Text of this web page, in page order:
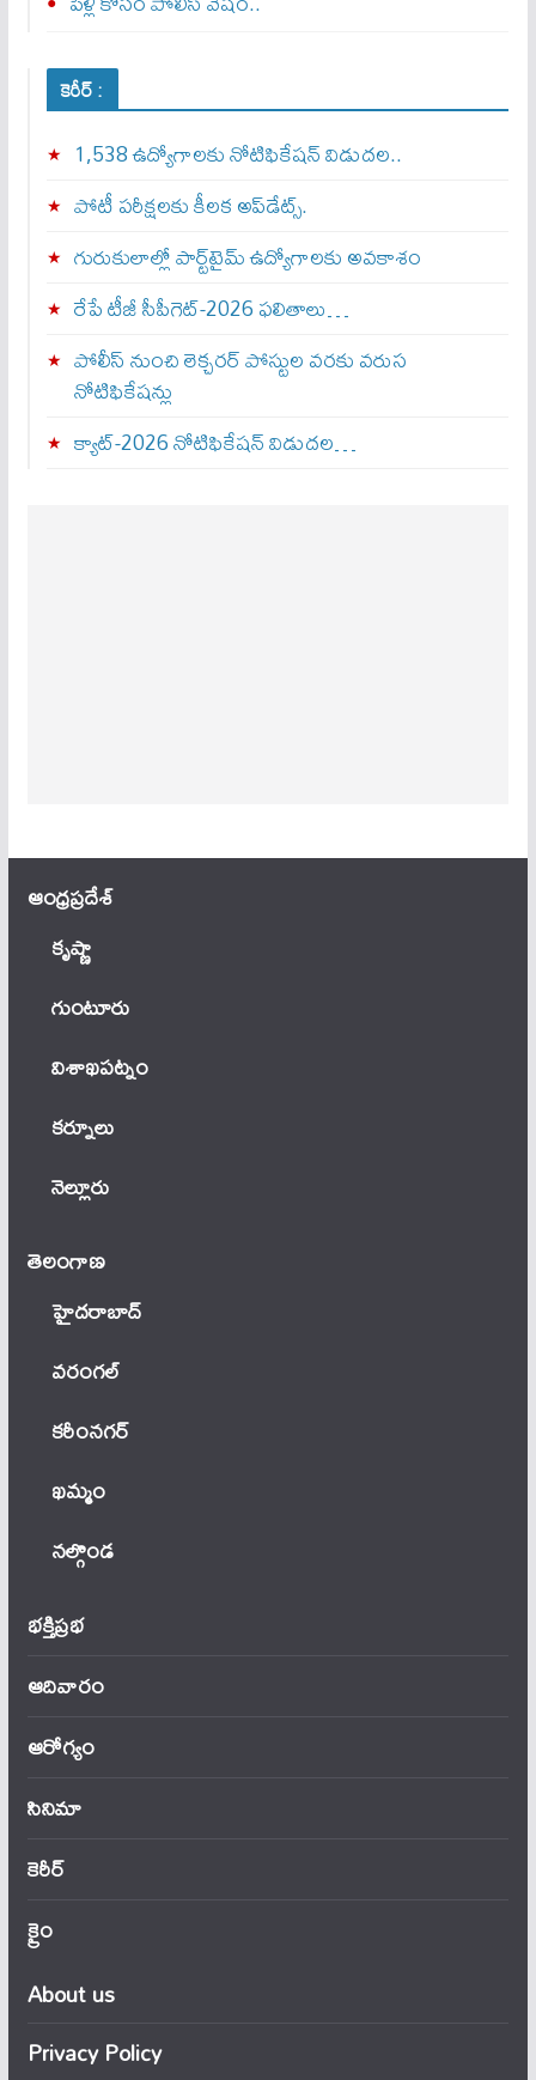
కెరీర్ :
1,538 ఉద్యోగాలకు నోటిఫికేషన్ విడుదల..
పోటీ పరీక్షలకు కీలక అప్‌డేట్స్.
గురుకులాల్లో పార్ట్‌టైమ్ ఉద్యోగాలకు అవకాశం
రేపే టీజీ సీపీగెట్‌-2026 ఫలితాలు…
పోలీస్ నుంచి లెక్చరర్ పోస్టుల వరకు వరుస
నోటిఫికేషన్లు
క్యాట్-2026 నోటిఫికేషన్ విడుదల…
ఆంధ్ర‌ప్ర‌దేశ్
కృష్ణా
గుంటూరు
విశాఖపట్నం
కర్నూలు
నెల్లూరు
తెలంగాణ‌
హైదరాబాద్
వ‌రంగ‌ల్
కరీంనగర్
ఖ‌మ్మం
నల్గొండ
భక్తిప్రభ
ఆదివారం
ఆరోగ్యం
సినిమా
కెరీర్
క్రైం
About us
Privacy Policy